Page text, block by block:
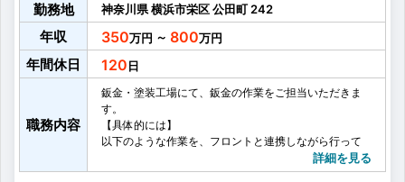
勤務地 神奈川県横浜市栄区公田町 242
年収 350 ～ 800
年間休日 120
職務内容
鈑金・塗装工場にて、鈑金の作業をご担当いただきま
す。
【具体的には】
以下のような作業を、フロントと連携しながら行って
・作業内容と工程の確認
詳細を見る